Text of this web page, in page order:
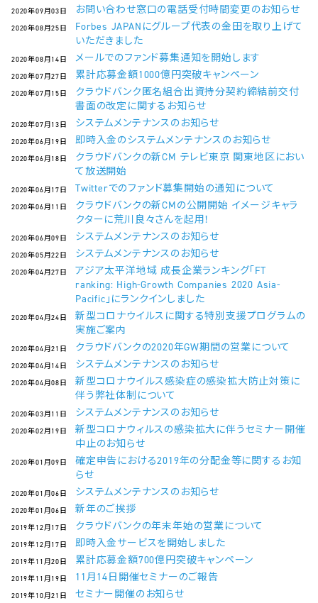
2020年09月03日 お問い合わせ窓口の電話受付時間変更のお知らせ
2020年08月25日
Forbes JAPANにグループ代表の金田を取り上げて
いただきました
2020年08月14日 メールでのファンド募集通知を開始します
2020年07月27日 累計応募金額1000億円突破キャンペーン
2020年07月15日
クラウドバンク匿名組合出資持分契約締結前交付
書面の改定に関するお知らせ
2020年07月13日 システムメンテナンスのお知らせ
2020年06月19日 即時入金のシステムメンテナンスのお知らせ
2020年06月18日
クラウドバンクの新CM テレビ東京 関東地区におい
て放送開始
2020年06月17日 Twitterでのファンド募集開始の通知について
2020年06月11日
クラウドバンクの新CMの公開開始 イメージキャラ
クターに荒川良々さんを起用！
2020年06月09日 システムメンテナンスのお知らせ
2020年05月22日 システムメンテナンスのお知らせ
2020年04月27日
アジア太平洋地域 成長企業ランキング「FT
ranking: High-Growth Companies 2020 Asia-
Pacific」にランクインしました
2020年04月24日
新型コロナウイルスに関する特別支援プログラムの
実施ご案内
2020年04月21日 クラウドバンクの2020年GW期間の営業について
2020年04月14日 システムメンテナンスのお知らせ
2020年04月08日
新型コロナウイルス感染症の感染拡大防止対策に
伴う弊社体制について
2020年03月11日 システムメンテナンスのお知らせ
2020年02月19日
新型コロナウィルスの感染拡大に伴うセミナー開催
中止のお知らせ
2020年01月09日
確定申告における2019年の分配金等に関するお知
らせ
2020年01月06日 システムメンテナンスのお知らせ
2020年01月06日 新年のご挨拶
2019年12月17日 クラウドバンクの年末年始の営業について
2019年12月17日 即時入金サービスを開始しました
2019年11月20日 累計応募金額700億円突破キャンペーン
2019年11月19日 11月14日開催セミナーのご報告
2019年10月21日 セミナー開催のお知らせ